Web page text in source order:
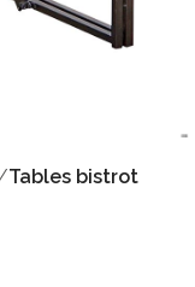
Tables bistrot